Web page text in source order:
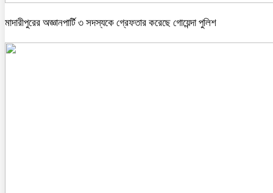
মাদারীপুরের অজ্ঞানপার্টি ৩ সদস্যকে গ্রেফতার করেছে গোয়েন্দা পুলিশ